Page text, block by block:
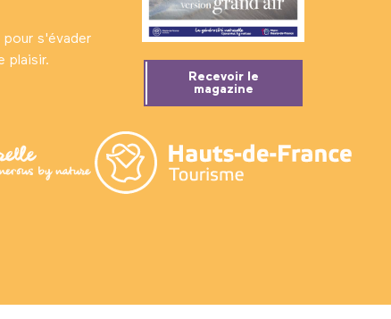
pour s'évader
plaisir.
Recevoir le
magazine